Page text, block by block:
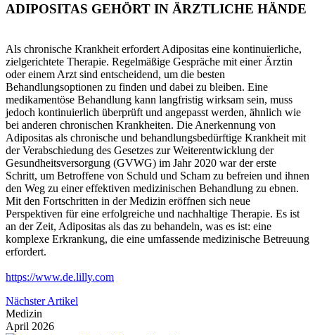
ADIPOSITAS GEHÖRT IN ÄRZTLICHE HÄNDE
Als chronische Krankheit erfordert Adipositas eine kontinuierliche,
zielgerichtete Therapie. Regelmäßige Gespräche mit einer Ärztin
oder einem Arzt sind entscheidend, um die besten
Behandlungsoptionen zu finden und dabei zu bleiben. Eine
medikamentöse Behandlung kann langfristig wirksam sein, muss
jedoch kontinuierlich überprüft und angepasst werden, ähnlich wie
bei anderen chronischen Krankheiten. Die Anerkennung von
Adipositas als chronische und behandlungsbedürftige Krankheit mit
der Verabschiedung des Gesetzes zur Weiterentwicklung der
Gesundheitsversorgung (GVWG) im Jahr 2020 war der erste
Schritt, um Betroffene von Schuld und Scham zu befreien und ihnen
den Weg zu einer effektiven medizinischen Behandlung zu ebnen.
Mit den Fortschritten in der Medizin eröffnen sich neue
Perspektiven für eine erfolgreiche und nachhaltige Therapie. Es ist
an der Zeit, Adipositas als das zu behandeln, was es ist: eine
komplexe Erkrankung, die eine umfassende medizinische Betreuung
erfordert.
https://www.de.lilly.com
Nächster Artikel
Medizin
April 2026